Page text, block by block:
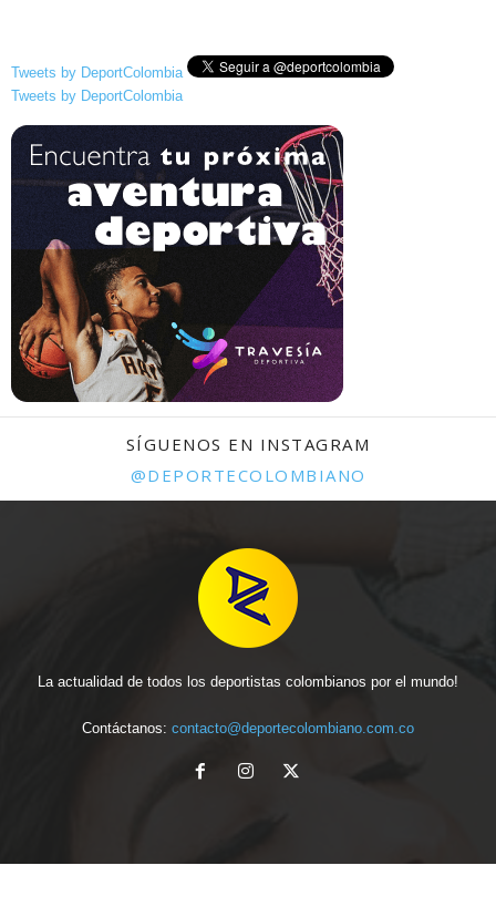
Tweets by DeportColombia
Tweets by DeportColombia
SÍGUENOS EN INSTAGRAM
@DEPORTECOLOMBIANO
La actualidad de todos los deportistas colombianos por el mundo!
Contáctanos: contacto@deportecolombiano.com.co